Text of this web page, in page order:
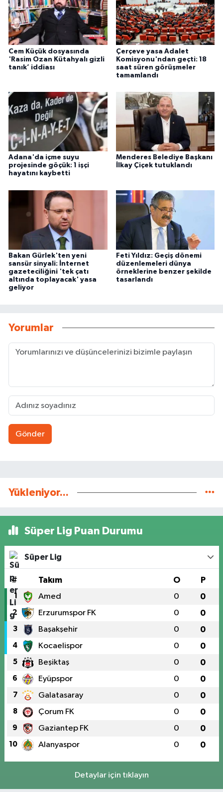
Cem Küçük dosyasında
'Rasim Ozan Kütahyalı gizli
tanık’ iddiası
Çerçeve yasa Adalet
Komisyonu'ndan geçti: 18
saat süren görüşmeler
tamamlandı
Adana'da içme suyu
projesinde göçük: 1 işçi
hayatını kaybetti
Menderes Belediye Başkanı
İlkay Çiçek tutuklandı
Bakan Gürlek'ten yeni
sansür sinyali: İnternet
gazeteciliğini 'tek çatı
altında toplayacak' yasa
geliyor
Feti Yıldız: Geçiş dönemi
düzenlemeleri dünya
örneklerine benzer şekilde
tasarlandı
Yorumlar
Gönder
Yükleniyor...
Süper Lig Puan Durumu
Süper Lig
# Takım O P
1 Amed 0 0
2 Erzurumspor FK 0 0
3 Başakşehir 0 0
4 Kocaelispor 0 0
5 Beşiktaş 0 0
6 Eyüpspor 0 0
7 Galatasaray 0 0
8 Çorum FK 0 0
9 Gaziantep FK 0 0
10 Alanyaspor 0 0
Detaylar için tıklayın